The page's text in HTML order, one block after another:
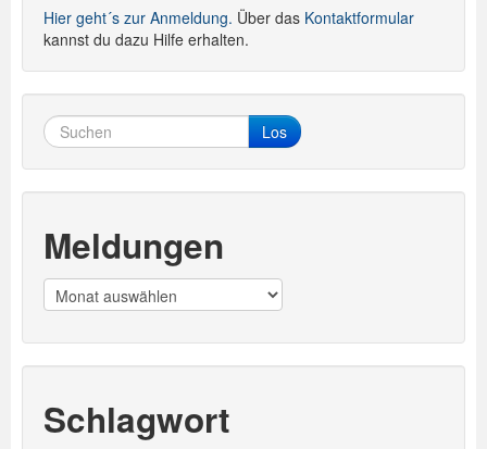
Hier geht´s zur Anmeldung. Über das Kontaktformular
kannst du dazu Hilfe erhalten.
Los
Meldungen
Meldungen
Schlagwort